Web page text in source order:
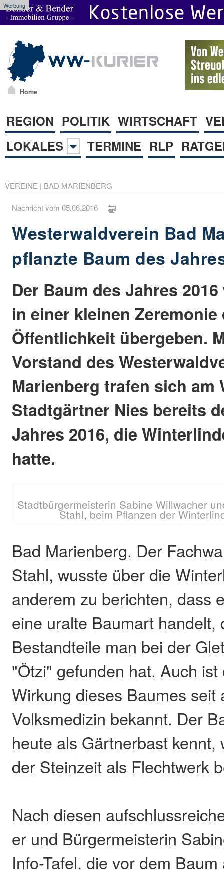
Werbung
Home
REGION POLITIK WIRTSCHAFT
LOKALES
TERMINE RLP
VEREINE | BAD MARIENBERG
Nachricht vom 05.06.2016
Westerwaldverein Bad
pflanzte Baum des
Der Baum des Jahres
in einer kleinen Zeremonie
Öffentlichkeit übergeben.
Vorstand des
Marienberg trafen sich am
Stadtgärtner Nies bereits
Jahres 2016, die
hatte.
Stadtbürgermeisterin Sabine Willwacher
Stahl, beim Pflanzen der
Bad Marienberg. Der
Stahl, wusste über die
anderem zu berichten, dass
eine uralte Baumart handelt,
Bestandteile man bei der
"Ötzi" gefunden hat. Auch
Wirkung dieses Baumes seit
Volksmedizin bekannt. Der
heute als Gärtnerbast kennt,
der Steinzeit als Flechtwerk
Nach diesen
er und Bürgermeisterin
Info-Tafel, die vor dem